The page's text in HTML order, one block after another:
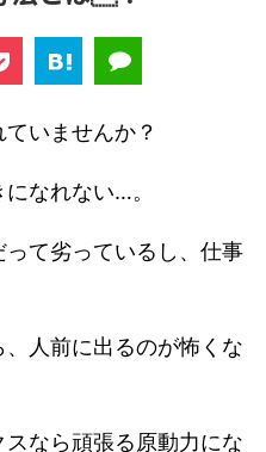
いませんか？
なれない…。
て劣っているし、仕事
人前に出るのが怖くな
なら頑張る原動力にな